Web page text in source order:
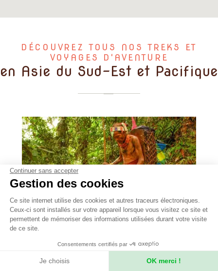
DÉCOUVREZ TOUS NOS TREKS ET
VOYAGES D'AVENTURE
en Asie du Sud-Est et Pacifique
Indonésie-18 jours
Hommes-fleurs mentawaï de
Continuer sans accepter
Gestion des cookies
Ce site internet utilise des cookies et autres traceurs électroniques.
Ceux-ci sont installés sur votre appareil lorsque vous visitez ce site et
permettent de mémoriser des informations utilisées durant votre visite
de ce site.
Consentements certifiés par
Je choisis OK merci !